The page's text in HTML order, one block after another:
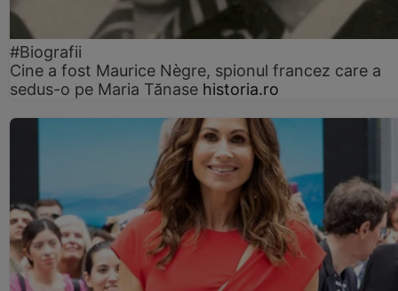
#Biografii
Cine a fost Maurice Nègre, spionul francez care a
sedus-o pe Maria Tănase historia.ro